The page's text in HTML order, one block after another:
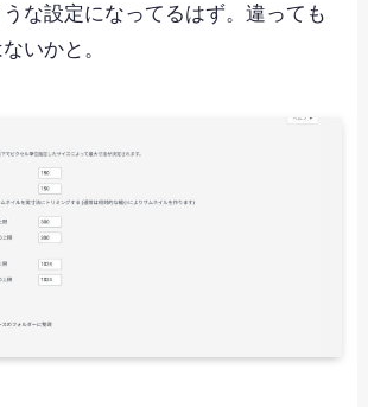
な設定になってるはず。違っても
いかと。